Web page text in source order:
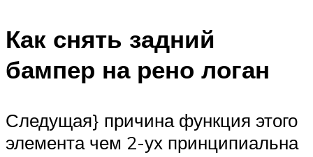
Как снять задний
бампер на рено логан
Следущая} причина функция этого
элемента чем 2-ух принципиальна